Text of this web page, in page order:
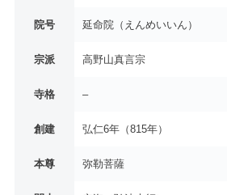
院号 延命院（えんめいいん）
宗派 高野山真言宗
寺格 –
創建 弘仁6年（815年）
本尊 弥勒菩薩